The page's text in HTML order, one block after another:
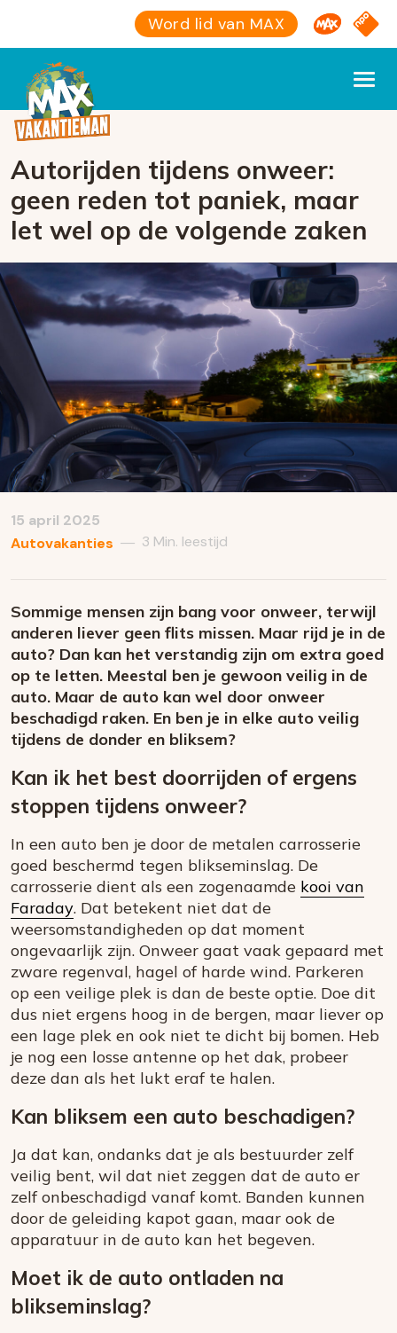
Word lid van MAX Omroep
NPO
Autorijden tijdens onweer:
geen reden tot paniek, maar
let wel op de volgende zaken
15 april 2025
Autovakanties — 3 Min. leestijd
Sommige mensen zijn bang voor onweer, terwijl
anderen liever geen flits missen. Maar rijd je in de
auto? Dan kan het verstandig zijn om extra goed
op te letten. Meestal ben je gewoon veilig in de
auto. Maar de auto kan wel door onweer
beschadigd raken. En ben je in elke auto veilig
tijdens de donder en bliksem?
Kan ik het best doorrijden of ergens
stoppen tijdens onweer?
In een auto ben je door de metalen carrosserie
goed beschermd tegen blikseminslag. De
carrosserie dient als een zogenaamde kooi van
Faraday. Dat betekent niet dat de
weersomstandigheden op dat moment
ongevaarlijk zijn. Onweer gaat vaak gepaard met
zware regenval, hagel of harde wind. Parkeren
op een veilige plek is dan de beste optie. Doe dit
dus niet ergens hoog in de bergen, maar liever op
een lage plek en ook niet te dicht bij bomen. Heb
je nog een losse antenne op het dak, probeer
deze dan als het lukt eraf te halen.
Kan bliksem een auto beschadigen?
Ja dat kan, ondanks dat je als bestuurder zelf
veilig bent, wil dat niet zeggen dat de auto er
zelf onbeschadigd vanaf komt. Banden kunnen
door de geleiding kapot gaan, maar ook de
apparatuur in de auto kan het begeven.
Moet ik de auto ontladen na
blikseminslag?